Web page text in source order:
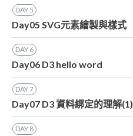
DAY5
Day05 SVG元素繪製與樣式
DAY 6
Day06 D3 hello word
DAY7
Day07 D3 資料綁定的理解(1)
DAY 8